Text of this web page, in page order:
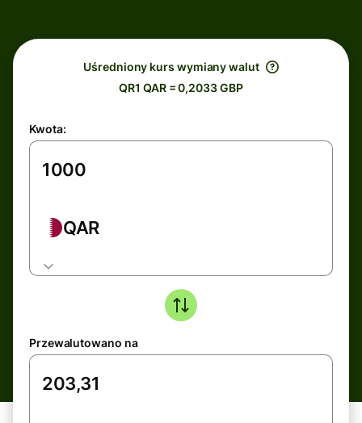
Uśredniony kurs wymiany walut
QR1 QAR = 0,2033 GBP
Kwota:
QAR
Przewalutowano na